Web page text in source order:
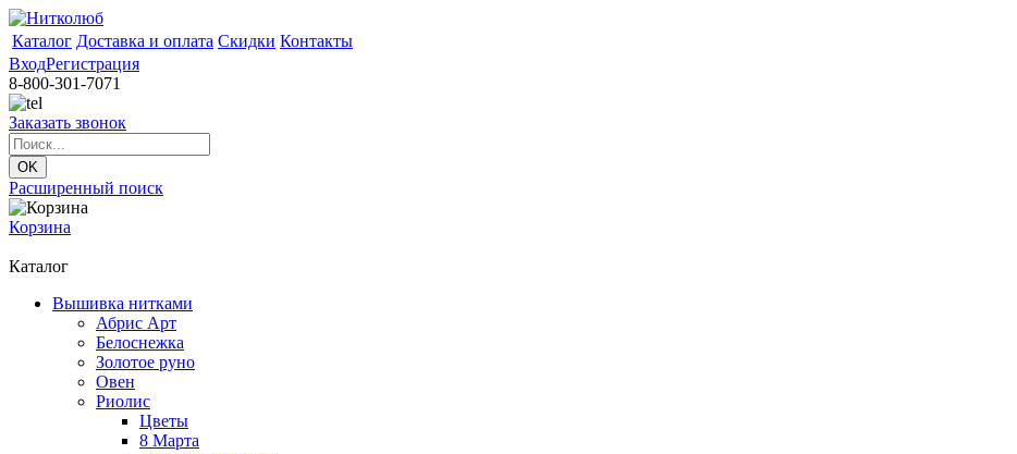
Каталог Доставка и оплата Скидки Контакты
ВходРегистрация
8-800-301-7071
Заказать звонок
Расширенный поиск
Корзина
Каталог
Вышивка нитками
Абрис Арт
Белоснежка
Золотое руно
Овен
Риолис
Цветы
8 Марта